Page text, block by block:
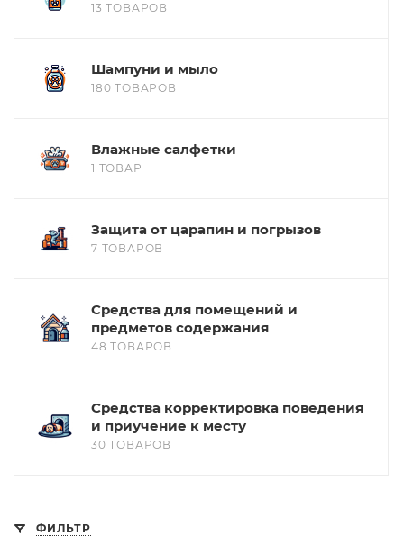
13 ТОВАРОВ
Шампуни и мыло
180 ТОВАРОВ
Влажные салфетки
1 ТОВАР
Защита от царапин и погрызов
7 ТОВАРОВ
Средства для помещений и
предметов содержания
48 ТОВАРОВ
Средства корректировка поведения
и приучение к месту
30 ТОВАРОВ
ФИЛЬТР